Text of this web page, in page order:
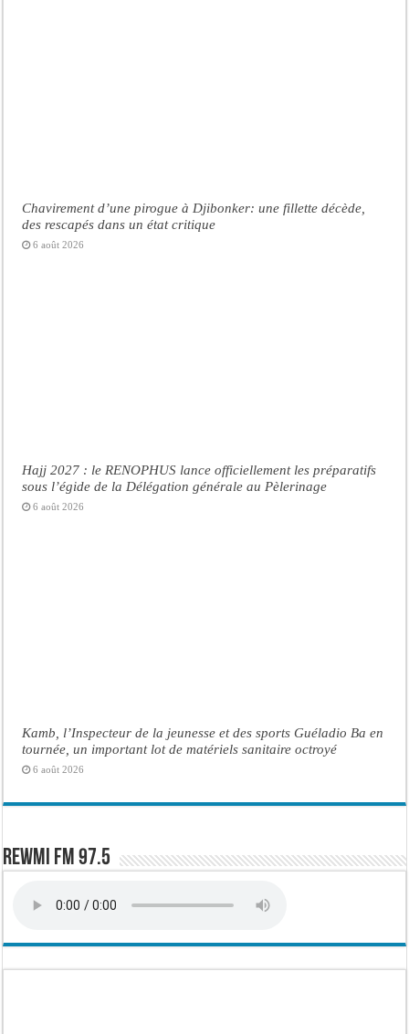
Chavirement d’une pirogue à Djibonker: une fillette décède,
des rescapés dans un état critique
6 août 2026
Hajj 2027 : le RENOPHUS lance officiellement les préparatifs
sous l’égide de la Délégation générale au Pèlerinage
6 août 2026
Kamb, l’Inspecteur de la jeunesse et des sports Guéladio Ba en
tournée, un important lot de matériels sanitaire octroyé
6 août 2026
Rewmi FM 97.5